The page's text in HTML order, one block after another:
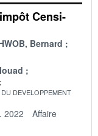
Censi-
Bernard
DEVELOPPEMENT
2022
Affaire